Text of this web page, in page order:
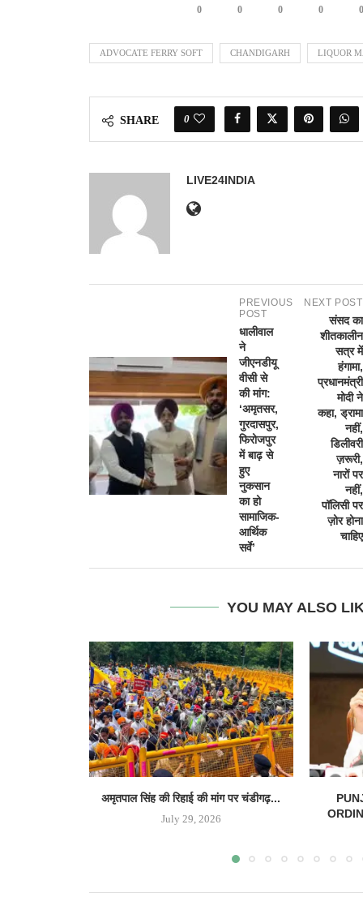
0 0 0 0
ADVOCATE FERRY SOFT CHANDIGARH LIQUOR
SHARE 0
LIVE24INDIA
PREVIOUS
POST
धालीवाल
ने
जीएनडीयू
वीसी से
की मांग:
‘अमृतसर,
गुरदासपुर,
फिरोजपुर
में बाढ़ से
हुए
नुकसान
का हो
सामाजिक-
आर्थिक
सर्वे’
NEXT POST
संसद का
शीतकालीन
सत्र में
हंगामा,
प्रधानमंत्री
मोदी ने
कहा, ड्रामा
नहीं,
डिलीवरी
ज़रूरी,
नारों पर
नहीं,
पॉलिसी पर
ज़ोर होना
चाहिए
YOU MAY ALSO
अमृतपाल सिंह की रिहाई की मांग पर चंडीगढ़...
July 29, 2026